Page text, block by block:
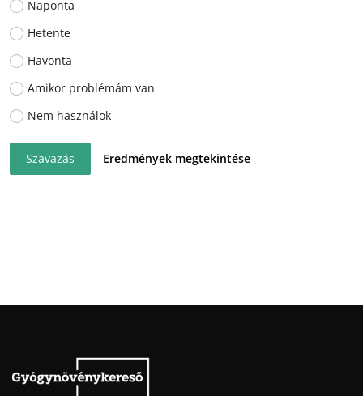
Naponta
Hetente
Havonta
Amikor problémám van
Nem használok
Szavazás Eredmények megtekintése